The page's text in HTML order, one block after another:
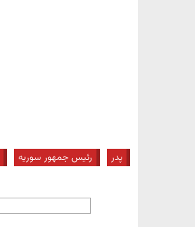
پدر رئیس جمهور سوریه